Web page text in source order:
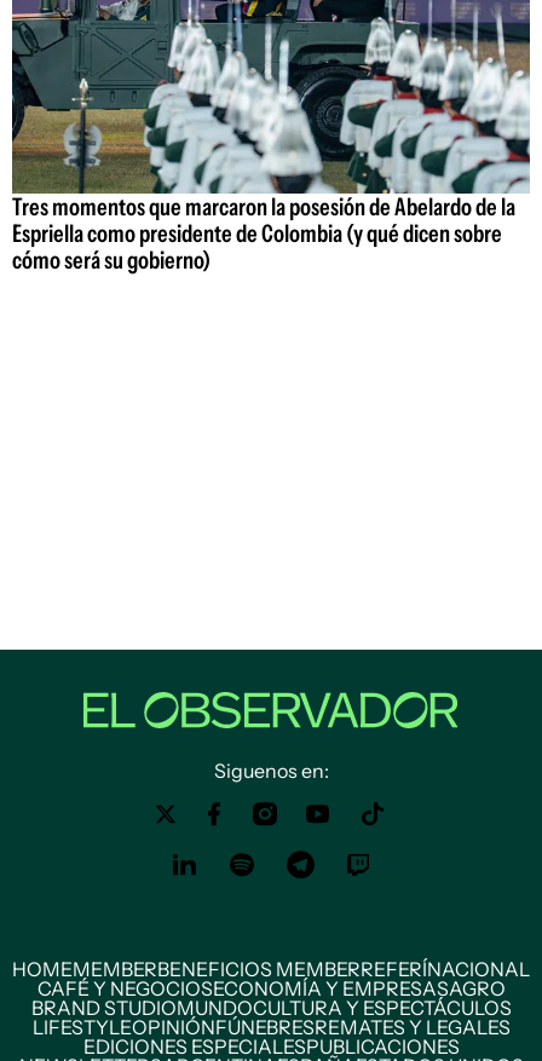
Tres momentos que marcaron la posesión de Abelardo de la
Espriella como presidente de Colombia (y qué dicen sobre
cómo será su gobierno)
Siguenos en:
HOMEMEMBERBENEFICIOS MEMBERREFERÍNACIONAL
CAFÉ Y NEGOCIOSECONOMÍA Y EMPRESASAGRO
BRAND STUDIOMUNDOCULTURA Y ESPECTÁCULOS
LIFESTYLEOPINIÓNFÚNEBRESREMATES Y LEGALES
EDICIONES ESPECIALESPUBLICACIONES